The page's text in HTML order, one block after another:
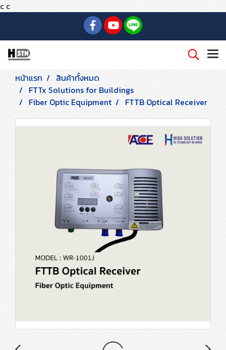
c c
หน้าแรก
สินค้าทั้งหมด
FTTx Solutions for Buildings
Fiber Optic Equipment
FTTB Optical Receiver